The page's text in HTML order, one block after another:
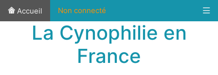
Accueil Non connecté
La Cynophilie en
France